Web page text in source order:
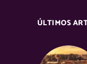
ÚLTIMOS